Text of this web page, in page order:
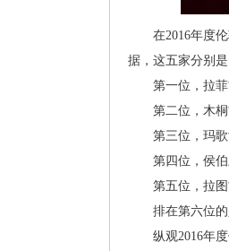
在2016年度伦
据，这五家分别是
第一位，拉菲古
第二位，木桐古
第三位，玛歌酒
第四位，侯伯王
第五位，拉图古
排在第六位的是
纵观2016年度